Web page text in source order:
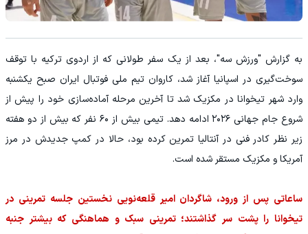
به گزارش "ورزش سه"، بعد از یک سفر طولانی که از اردوی ترکیه با توقف
سوخت‌گیری در اسپانیا آغاز شد، کاروان تیم ملی فوتبال ایران صبح یکشنبه
وارد شهر تیخوانا در مکزیک شد تا آخرین مرحله آماده‌سازی خود را پیش از
شروع جام جهانی ۲۰۲۶ ادامه دهد. تیمی بیش از ۶۰ نفر که بیش از دو هفته
زیر نظر کادر فنی در آنتالیا تمرین کرده بود، حالا در کمپ جدیدش در مرز
آمریکا و مکزیک مستقر شده است.
ساعاتی پس از ورود، شاگردان امیر قلعه‌نویی نخستین جلسه تمرینی در
تیخوانا را پشت سر گذاشتند؛ تمرینی سبک و هماهنگی که بیشتر جنبه